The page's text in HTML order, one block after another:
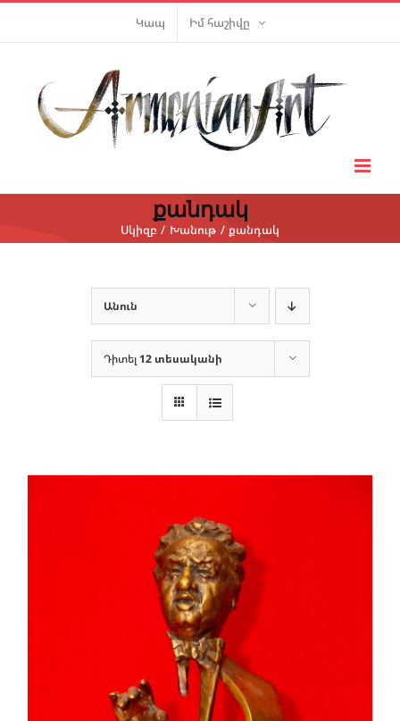
Կապ Իմ հաշիվը
քանդակ
Սկիզբ Խանութ քանդակ
Անուն
Դիտել 12 տեսականի